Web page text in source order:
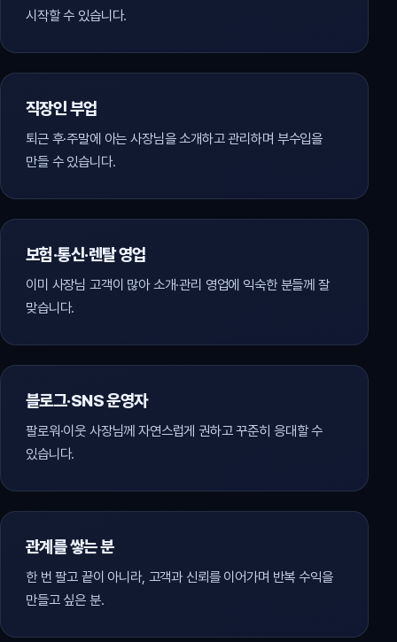
시작할 수 있습니다.
직장인 부업
퇴근 후·주말에 아는 사장님을 소개하고 관리하며 부수입을
만들 수 있습니다.
보험·통신·렌탈 영업
이미 사장님 고객이 많아 소개·관리 영업에 익숙한 분들께 잘
맞습니다.
블로그·SNS 운영자
팔로워·이웃 사장님께 자연스럽게 권하고 꾸준히 응대할 수
있습니다.
관계를 쌓는 분
한 번 팔고 끝이 아니라, 고객과 신뢰를 이어가며 반복 수익을
만들고 싶은 분.